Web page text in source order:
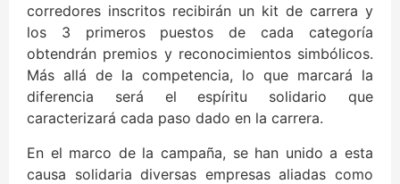
corredores inscritos recibirán un kit de carrera y
los 3 primeros puestos de cada categoría
obtendrán premios y reconocimientos simbólicos.
Más allá de la competencia, lo que marcará la
diferencia será el espíritu solidario que
caracterizará cada paso dado en la carrera.
En el marco de la campaña, se han unido a esta
causa solidaria diversas empresas aliadas como